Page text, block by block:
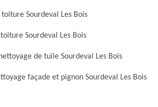
Sourdeval Les Bois
Sourdeval Les Bois
de tuile Sourdeval Les Bois
façade et pignon Sourdeval Les Bois